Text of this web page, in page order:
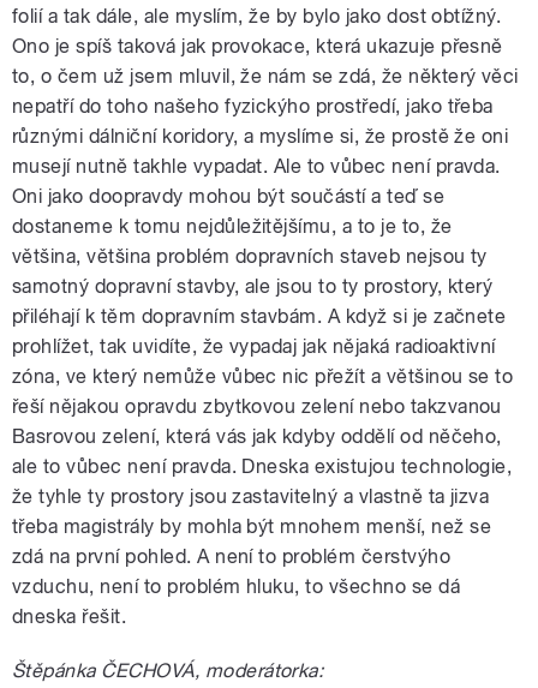
folií a tak dále, ale myslím, že by bylo jako dost obtížný.
Ono je spíš taková jak provokace, která ukazuje přesně
to, o čem už jsem mluvil, že nám se zdá, že některý věci
nepatří do toho našeho fyzickýho prostředí, jako třeba
různými dálniční koridory, a myslíme si, že prostě že oni
musejí nutně takhle vypadat. Ale to vůbec není pravda.
Oni jako doopravdy mohou být součástí a teď se
dostaneme k tomu nejdůležitějšímu, a to je to, že
většina, většina problém dopravních staveb nejsou ty
samotný dopravní stavby, ale jsou to ty prostory, který
přiléhají k těm dopravním stavbám. A když si je začnete
prohlížet, tak uvidíte, že vypadaj jak nějaká radioaktivní
zóna, ve který nemůže vůbec nic přežít a většinou se to
řeší nějakou opravdu zbytkovou zelení nebo takzvanou
Basrovou zelení, která vás jak kdyby oddělí od něčeho,
ale to vůbec není pravda. Dneska existujou technologie,
že tyhle ty prostory jsou zastavitelný a vlastně ta jizva
třeba magistrály by mohla být mnohem menší, než se
zdá na první pohled. A není to problém čerstvýho
vzduchu, není to problém hluku, to všechno se dá
dneska řešit.
Štěpánka ČECHOVÁ, moderátorka: